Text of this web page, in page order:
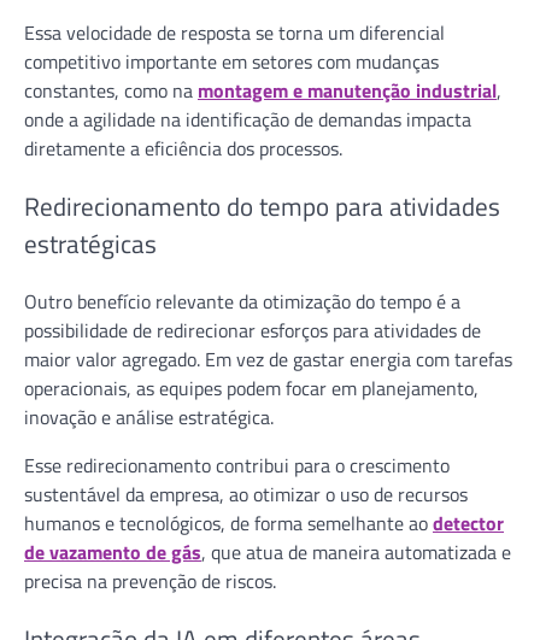
Essa velocidade de resposta se torna um diferencial
competitivo importante em setores com mudanças
constantes, como na montagem e manutenção industrial,
onde a agilidade na identificação de demandas impacta
diretamente a eficiência dos processos.
Redirecionamento do tempo para atividades
estratégicas
Outro benefício relevante da otimização do tempo é a
possibilidade de redirecionar esforços para atividades de
maior valor agregado. Em vez de gastar energia com tarefas
operacionais, as equipes podem focar em planejamento,
inovação e análise estratégica.
Esse redirecionamento contribui para o crescimento
sustentável da empresa, ao otimizar o uso de recursos
humanos e tecnológicos, de forma semelhante aodetector
de vazamento de gás, que atua de maneira automatizada e
precisa na prevenção de riscos.